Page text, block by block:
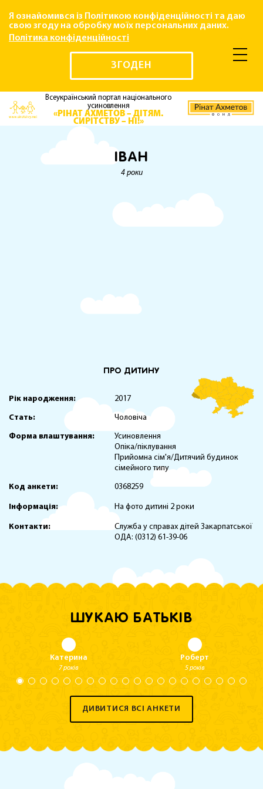
Я ознайомився із Політикою конфіденційності та даю
свою згоду на обробку моїх персональних даних.
Політика конфіденційності
ЗГОДЕН
Всеукраїнський портал національного
усиновлення
«РІНАТ АХМЕТОВ – ДІТЯМ.
СИРІТСТВУ – НІ!»
ІВАН
4 роки
ПРО ДИТИНУ
Рік народження: 2017
Стать: Чоловіча
Форма влаштування:
Усиновлення
Опіка/піклування
Прийомна сім'я/Дитячий будинок
сімейного типу
Код анкети: 0368259
Інформація: На фото дитині 2 роки
Контакти:
Служба у справах дітей Закарпатської
ОДА: (0312) 61-39-06
ШУКАЮ БАТЬКІВ
Катерина
7 років
Роберт
5 років
ДИВИТИСЯ ВСІ АНКЕТИ